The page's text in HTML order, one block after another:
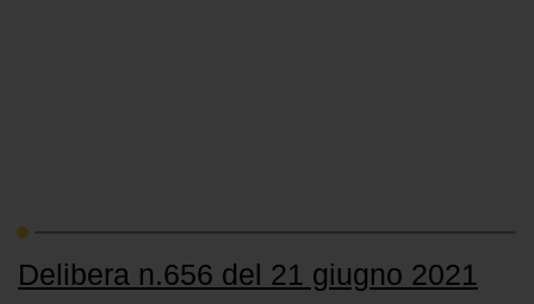
Delibera n.656 del 21 giugno 2021